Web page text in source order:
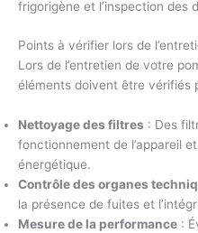
frigorigène et l’inspection des
Points à vérifier lors de
Lors de l’entretien de votre
éléments doivent être vérifiés
Nettoyage des filtres : Des
fonctionnement de l’appareil
énergétique.
Contrôle des organes
la présence de fuites et
Mesure de la performance :